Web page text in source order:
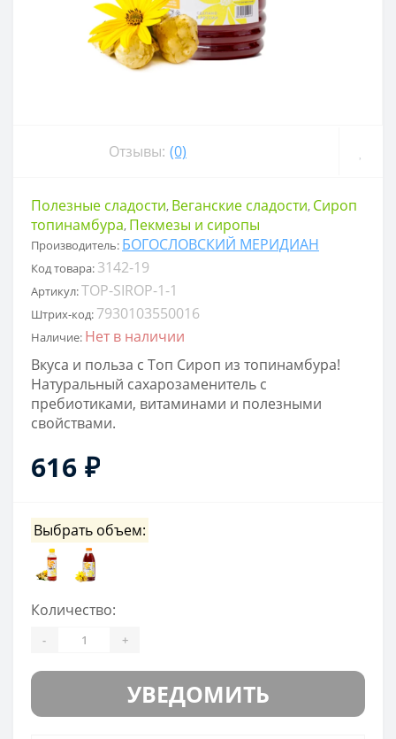
Отзывы: (0)
Полезные сладости, Веганские сладости, Сироп
топинамбура, Пекмезы и сиропы
Производитель: БОГОСЛОВСКИЙ МЕРИДИАН
Код товара: 3142-19
Артикул:TOP-SIROP-1-1
Штрих-код: 7930103550016
Наличие: Нет в наличии
Вкуса и польза с Топ Сироп из топинамбура!
Натуральный сахарозаменитель с
пребиотиками, витаминами и полезными
свойствами.
616 ₽
Выбрать объем:
Количество:
- +
УВЕДОМИТЬ